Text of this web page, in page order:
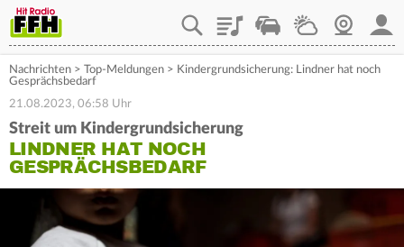
PlaylistStaupilotWetterWebcam
Nachrichten > Top-Meldungen > Kindergrundsicherung: Lindner hat noch
Gesprächsbedarf
21.08.2023, 06:58 Uhr
Streit um Kindergrundsicherung
LINDNER HAT NOCH
GESPRÄCHSBEDARF